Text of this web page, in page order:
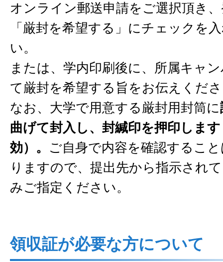
オンライン郵送申請をご選択頂き
「厳封を希望する」にチェックを
い。
または、学内印刷後に、所属キャ
て厳封を希望する旨をお伝えくだ
なお、大学で用意する厳封用封筒に
曲げて封入し、封緘印を押印しま
効）。 ご自身で内容を確認するこ
りますので、提出先から指示され
みご指定ください。
領収証が必要な方について